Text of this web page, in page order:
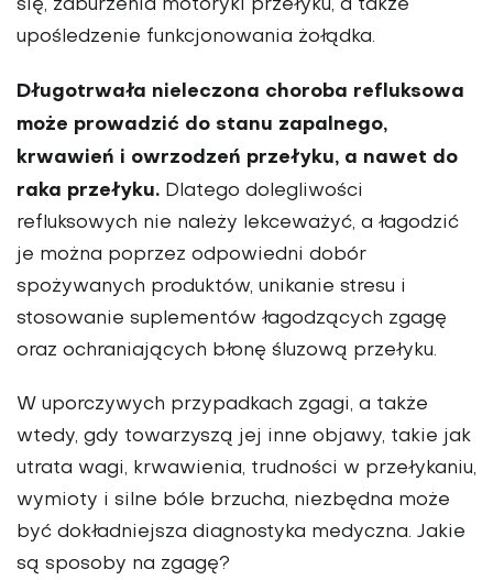
się, zaburzenia motoryki przełyku, a także
upośledzenie funkcjonowania żołądka.
Długotrwała nieleczona choroba refluksowa
może prowadzić do stanu zapalnego,
krwawień i owrzodzeń przełyku, a nawet do
raka przełyku. Dlatego dolegliwości
refluksowych nie należy lekceważyć, a łagodzić
je można poprzez odpowiedni dobór
spożywanych produktów, unikanie stresu i
stosowanie suplementów łagodzących zgagę
oraz ochraniających błonę śluzową przełyku.
W uporczywych przypadkach zgagi, a także
wtedy, gdy towarzyszą jej inne objawy, takie jak
utrata wagi, krwawienia, trudności w przełykaniu,
wymioty i silne bóle brzucha, niezbędna może
być dokładniejsza diagnostyka medyczna. Jakie
są sposoby na zgagę?